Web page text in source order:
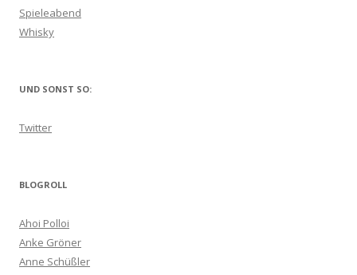
Spieleabend
Whisky
UND SONST SO:
Twitter
BLOGROLL
Ahoi Polloi
Anke Gröner
Anne Schüßler